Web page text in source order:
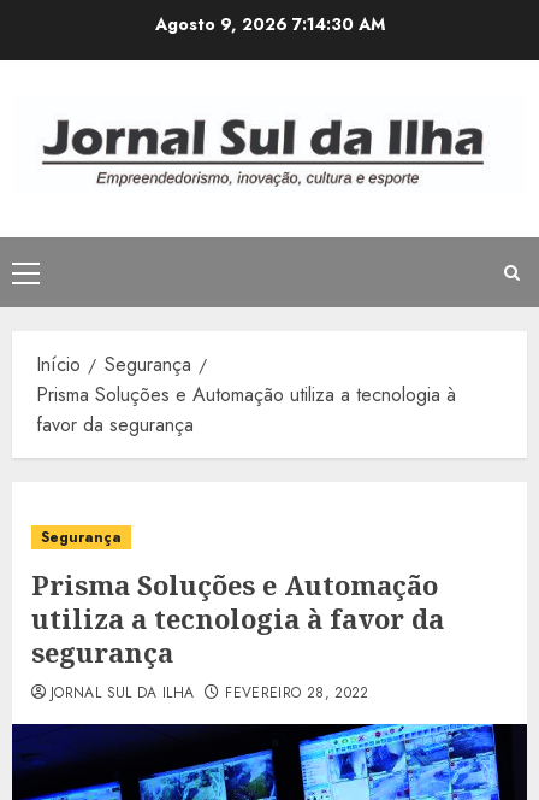
Agosto 9, 20267:14:31 AM
Menu
principal
Início
Segurança
Prisma Soluções e Automação utiliza a tecnologia à
favor da segurança
Segurança
Prisma Soluções e Automação
utiliza a tecnologia à favor da
segurança
JORNAL SUL DA ILHA FEVEREIRO 28, 2022